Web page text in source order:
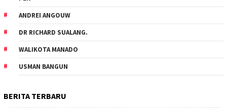
ANDREI ANGOUW
DR RICHARD SUALANG.
WALIKOTA MANADO
USMAN BANGUN
BERITA TERBARU